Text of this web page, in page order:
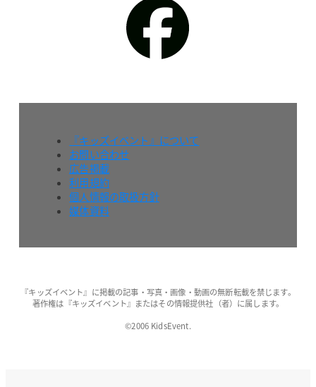
『キッズイベント』について
お問い合わせ
広告掲載
利用規約
個人情報の取扱方針
媒体資料
『キッズイベント』に掲載の記事・写真・画像・動画の無断転載を禁じます。
著作権は『キッズイベント』またはその情報提供社（者）に属します。
©2006 KidsEvent.